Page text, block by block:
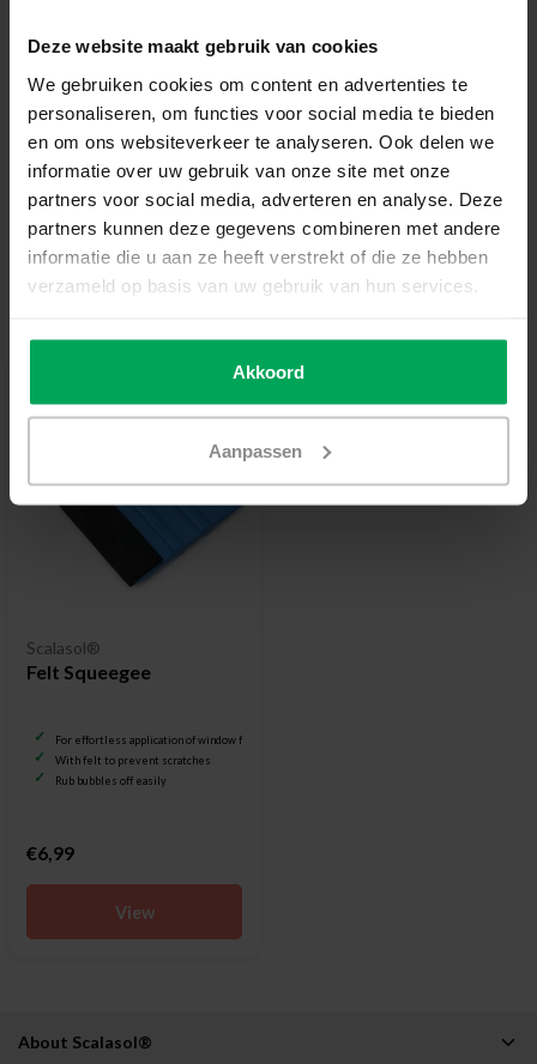
Deze website maakt gebruik van cookies
We gebruiken cookies om content en advertenties te
personaliseren, om functies voor social media te bieden
en om ons websiteverkeer te analyseren. Ook delen we
informatie over uw gebruik van onze site met onze
partners voor social media, adverteren en analyse. Deze
partners kunnen deze gegevens combineren met andere
informatie die u aan ze heeft verstrekt of die ze hebben
verzameld op basis van uw gebruik van hun services.
Akkoord
Aanpassen
Add to cart
High quality window film
14 days reflection period
Delivery time 3-5 working days
More information?Neem contact met ons op
Scalasol®
Felt Squeegee
For effortless application of window film
With felt to prevent scratches
Rub bubbles off easily
€6,99
View
About Scalasol®